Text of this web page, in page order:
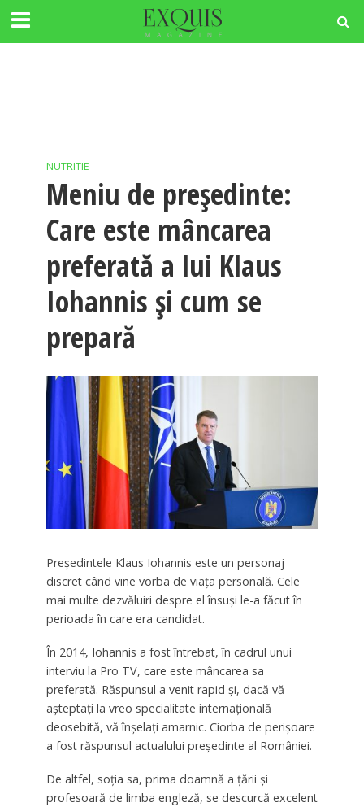
NUTRITIE
Meniu de președinte:
Care este mâncarea
preferată a lui Klaus
Iohannis și cum se
prepară
Președintele Klaus Iohannis este un personaj
discret când vine vorba de viața personală. Cele
mai multe dezvăluiri despre el însuși le-a făcut în
perioada în care era candidat.
În 2014, Iohannis a fost întrebat, în cadrul unui
interviu la Pro TV, care este mâncarea sa
preferată. Răspunsul a venit rapid și, dacă vă
așteptați la vreo specialitate internațională
deosebită, vă înșelați amarnic. Ciorba de perișoare
a fost răspunsul actualului președinte al României.
De altfel, soția sa, prima doamnă a țării și
profesoară de limba engleză, se descurcă excelent